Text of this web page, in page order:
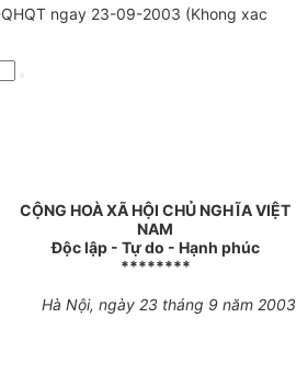
ngay 23-09-2003 (Khong xac
CỘNG HOÀ XÃ HỘI CHỦ NGHĨA VIỆT
NAM
Độc lập - Tự do - Hạnh phúc
********
Hà Nội, ngày 23 tháng 9 năm 2003